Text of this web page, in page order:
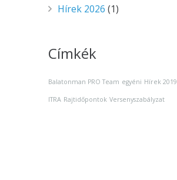
Hírek 2026 (1)
Címkék
Balatonman PRO Team egyéni Hírek 2019
ITRA Rajtidőpontok Versenyszabályzat